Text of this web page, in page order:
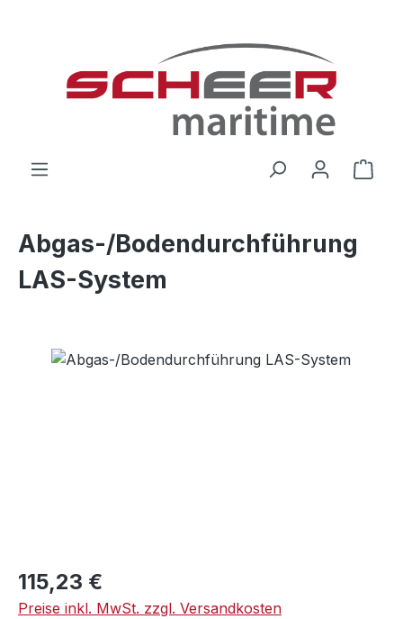
Abgas-/Bodendurchführung
LAS-System
Bildergalerie überspringen
Regulärer Preis:
115,23 €
Preise inkl. MwSt. zzgl. Versandkosten